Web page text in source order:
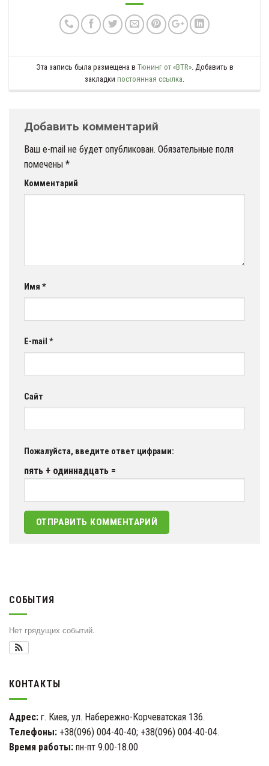
Эта запись была размещена в Тюнинг от «BTR». Добавить в
закладки постоянная ссылка
Добавить комментарий
Ваш e-mail не будет опубликован. Обязательные поля
помечены *
Комментарий
Имя *
E-mail *
Сайт
Пожалуйста, введите ответ цифрами:
пять + одиннадцать =
СОБЫТИЯ
Нет грядущих событий.
КОНТАКТЫ
Адрес: г. Киев, ул. Набережно-Корчеватская 136.
Телефоны: +38(096) 004-40-40; +38(096) 004-40-04.
Время работы: пн-пт 9.00-18.00